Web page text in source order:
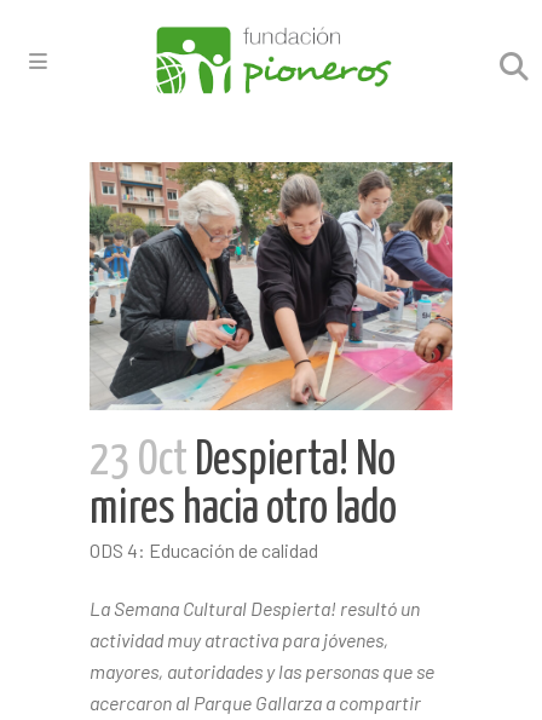
23 Oct Despierta! No
mires hacia otro lado
ODS 4: Educación de calidad
La Semana Cultural Despierta! resultó un
actividad muy atractiva para jóvenes,
mayores, autoridades y las personas que se
acercaron al Parque Gallarza a compartir